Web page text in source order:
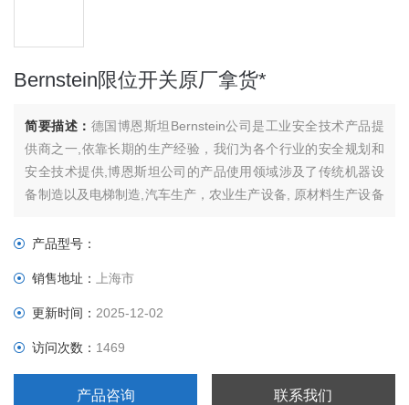
Bernstein限位开关原厂拿货*
简要描述： 德国博恩斯坦Bernstein公司是工业安全技术产品提
供商之一,依靠长期的生产经验，我们为各个行业的安全规划和
安全技术提供,博恩斯坦公司的产品使用领域涉及了传统机器设
备制造以及电梯制造,汽车生产，农业生产设备, 原材料生产设备
问题的途径.
产品型号：
销售地址：上海市
更新时间：2025-12-02
访问次数： 1469
产品咨询 联系我们